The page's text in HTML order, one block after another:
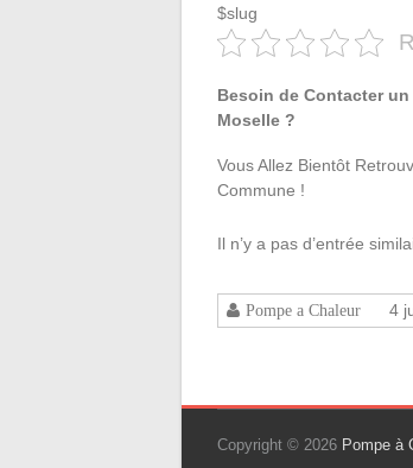
$slug
Besoin de Contacter
Moselle ?
Vous Allez Bientôt
Commune !
Il n’y a pas d’entrée
Pompe a Chaleur 4
Copyright © 2026 Pompe à